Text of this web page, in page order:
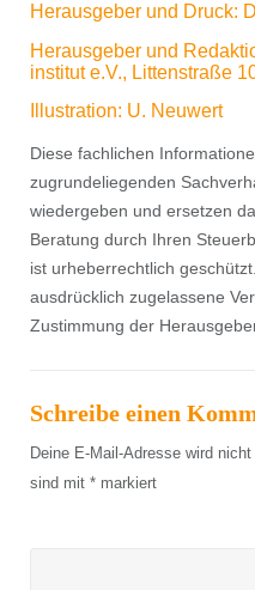
Herausgeber und Druck:
Herausgeber und
institut e.V., Littenstraße
Illustration: U. Neuwert
Diese fachlichen
zugrundeliegenden
wiedergeben und ersetzen
Beratung durch Ihren
ist urheberrechtlich
ausdrücklich zugelassene
Zustimmung der
Schreibe einen
Deine E-Mail-Adresse wird
sind mit *markiert